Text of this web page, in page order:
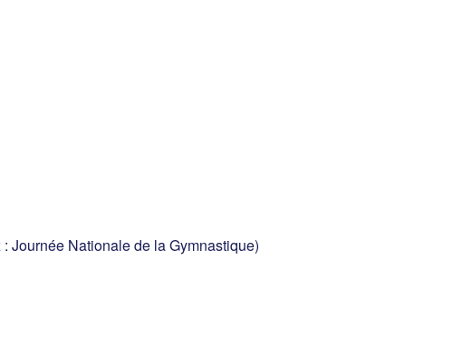
Journée Nationale de la Gymnastique)